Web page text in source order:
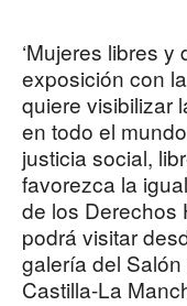
‘Mujeres libres y
exposición con
quiere visibilizar
en todo el
justicia social,
favorezca la
de los Derechos
podrá visitar
galería del
Castilla-La